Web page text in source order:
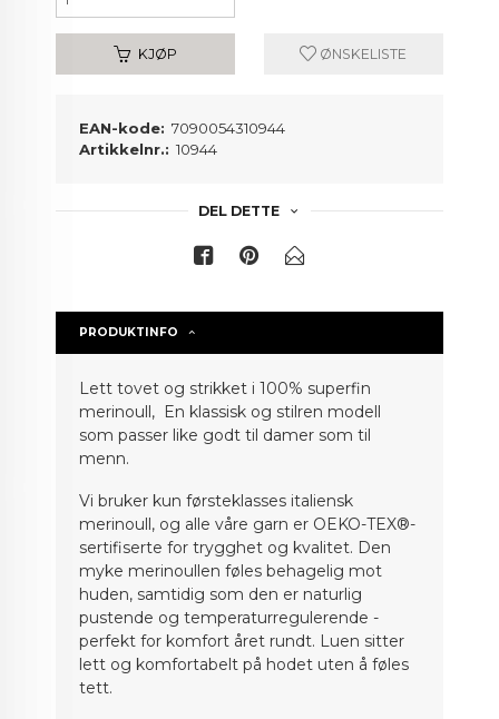
KJØP ØNSKELISTE
EAN-kode: 7090054310944
Artikkelnr.: 10944
DEL DETTE
PRODUKTINFO
Lett tovet og strikket i 100% superfin
merinoull, En klassisk og stilren modell
som passer like godt til damer som til
menn.
Vi bruker kun førsteklasses italiensk
merinoull, og alle våre garn er OEKO-TEX®-
sertifiserte for trygghet og kvalitet. Den
myke merinoullen føles behagelig mot
huden, samtidig som den er naturlig
pustende og temperaturregulerende -
perfekt for komfort året rundt. Luen sitter
lett og komfortabelt på hodet uten å føles
tett.